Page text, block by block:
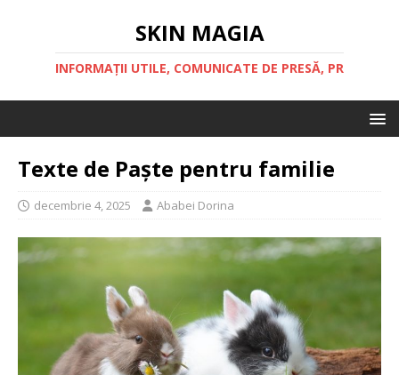
SKIN MAGIA
INFORMAȚII UTILE, COMUNICATE DE PRESĂ, PR
Texte de Paște pentru familie
decembrie 4, 2025 Ababei Dorina